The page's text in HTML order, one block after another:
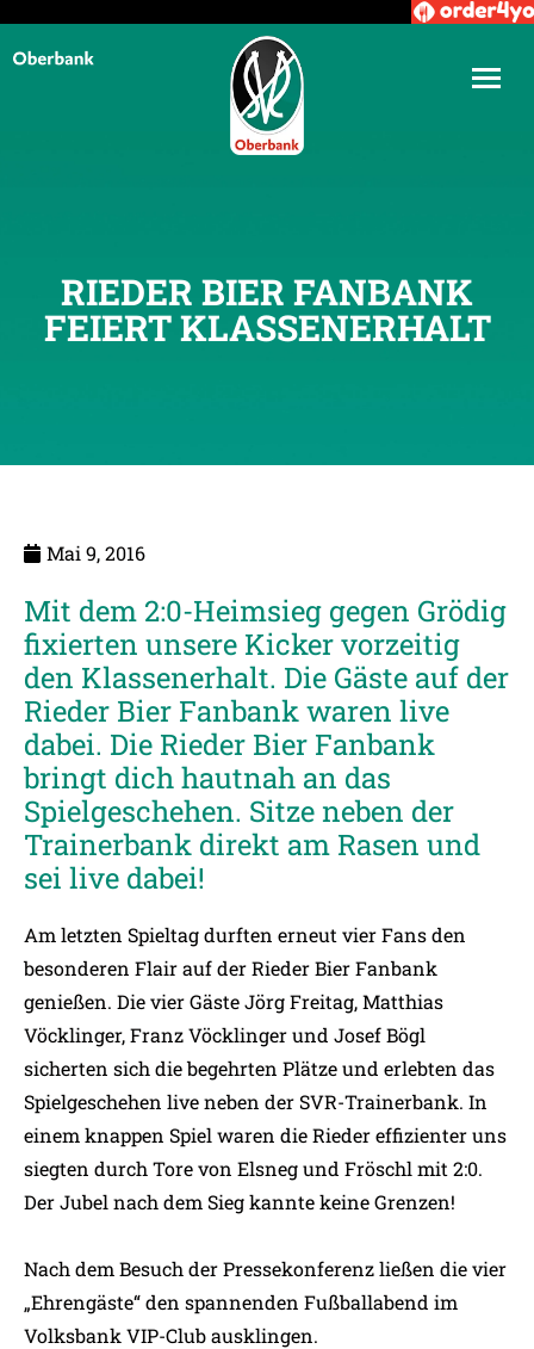
RIEDER BIER FANBANK
FEIERT KLASSENERHALT
Mai 9, 2016
Mit dem 2:0-Heimsieg gegen Grödig
fixierten unsere Kicker vorzeitig
den Klassenerhalt. Die Gäste auf der
Rieder Bier Fanbank waren live
dabei. Die Rieder Bier Fanbank
bringt dich hautnah an das
Spielgeschehen. Sitze neben der
Trainerbank direkt am Rasen und
sei live dabei!
Am letzten Spieltag durften erneut vier Fans den
besonderen Flair auf der Rieder Bier Fanbank
genießen. Die vier Gäste Jörg Freitag, Matthias
Vöcklinger, Franz Vöcklinger und Josef Bögl
sicherten sich die begehrten Plätze und erlebten das
Spielgeschehen live neben der SVR-Trainerbank. In
einem knappen Spiel waren die Rieder effizienter uns
siegten durch Tore von Elsneg und Fröschl mit 2:0.
Der Jubel nach dem Sieg kannte keine Grenzen!
Nach dem Besuch der Pressekonferenz ließen die vier
„Ehrengäste“ den spannenden Fußballabend im
Volksbank VIP-Club ausklingen.